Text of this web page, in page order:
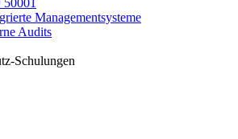
Managementsysteme
Audits
Schulungen